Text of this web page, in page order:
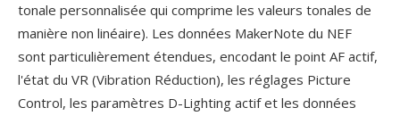
tonale personnalisée qui comprime les valeurs tonales de
manière non linéaire). Les données MakerNote du NEF
sont particulièrement étendues, encodant le point AF actif,
l'état du VR (Vibration Réduction), les réglages Picture
Control, les paramètres D-Lighting actif et les données